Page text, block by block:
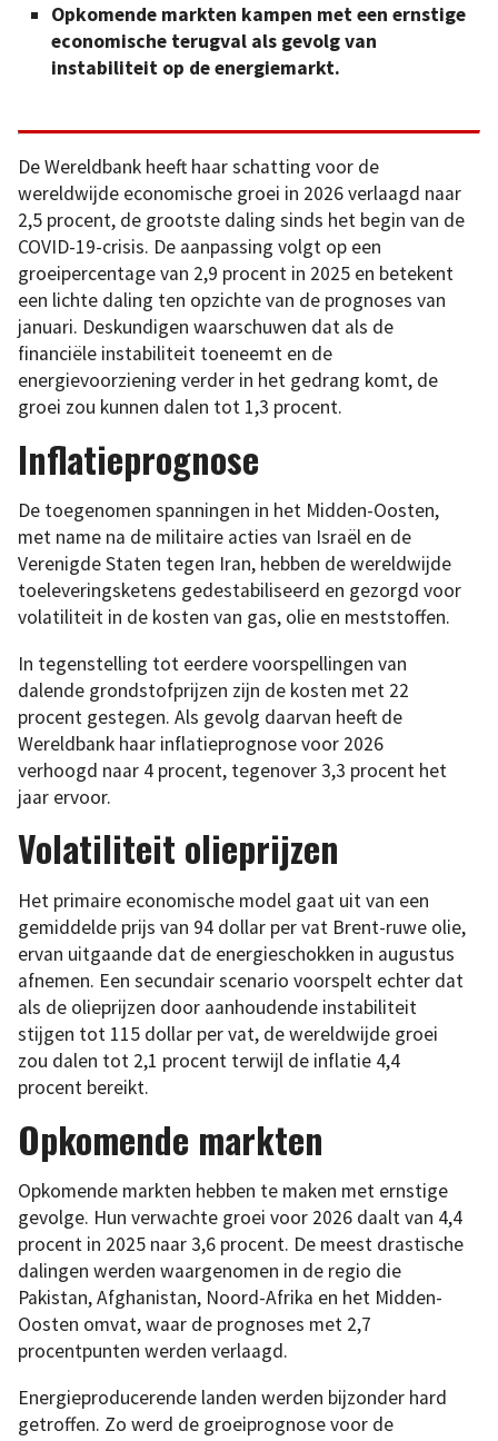
Opkomende markten kampen met een ernstige
economische terugval als gevolg van
instabiliteit op de energiemarkt.
De Wereldbank heeft haar schatting voor de
wereldwijde economische groei in 2026 verlaagd naar
2,5 procent, de grootste daling sinds het begin van de
COVID-19-crisis. De aanpassing volgt op een
groeipercentage van 2,9 procent in 2025 en betekent
een lichte daling ten opzichte van de prognoses van
januari. Deskundigen waarschuwen dat als de
financiële instabiliteit toeneemt en de
energievoorziening verder in het gedrang komt, de
groei zou kunnen dalen tot 1,3 procent.
Inflatieprognose
De toegenomen spanningen in het Midden-Oosten,
met name na de militaire acties van Israël en de
Verenigde Staten tegen Iran, hebben de wereldwijde
toeleveringsketens gedestabiliseerd en gezorgd voor
volatiliteit in de kosten van gas, olie en meststoffen.
In tegenstelling tot eerdere voorspellingen van
dalende grondstofprijzen zijn de kosten met 22
procent gestegen. Als gevolg daarvan heeft de
Wereldbank haar inflatieprognose voor 2026
verhoogd naar 4 procent, tegenover 3,3 procent het
jaar ervoor.
Volatiliteit olieprijzen
Het primaire economische model gaat uit van een
gemiddelde prijs van 94 dollar per vat Brent-ruwe olie,
ervan uitgaande dat de energieschokken in augustus
afnemen. Een secundair scenario voorspelt echter dat
als de olieprijzen door aanhoudende instabiliteit
stijgen tot 115 dollar per vat, de wereldwijde groei
zou dalen tot 2,1 procent terwijl de inflatie 4,4
procent bereikt.
Opkomende markten
Opkomende markten hebben te maken met ernstige
gevolge. Hun verwachte groei voor 2026 daalt van 4,4
procent in 2025 naar 3,6 procent. De meest drastische
dalingen werden waargenomen in de regio die
Pakistan, Afghanistan, Noord-Afrika en het Midden-
Oosten omvat, waar de prognoses met 2,7
procentpunten werden verlaagd.
Energieproducerende landen werden bijzonder hard
getroffen. Zo werd de groeiprognose voor de